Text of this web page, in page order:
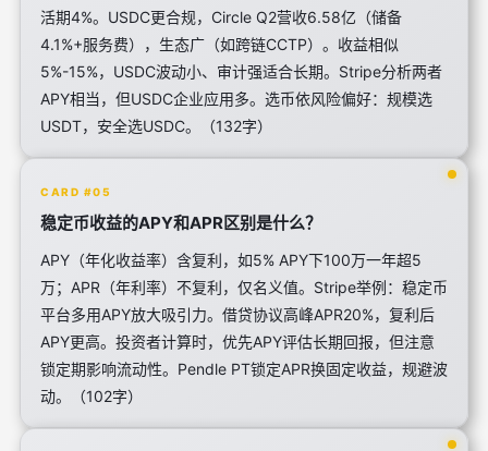
活期4%。USDC更合规，Circle Q2营收6.58亿（储备
4.1%+服务费），生态广（如跨链CCTP）。收益相似
5%-15%，USDC波动小、审计强适合长期。Stripe分析两者
APY相当，但USDC企业应用多。选币依风险偏好：规模选
USDT，安全选USDC。（132字）
CARD #05
稳定币收益的APY和APR区别是什么？
APY（年化收益率）含复利，如5% APY下100万一年超5
万；APR（年利率）不复利，仅名义值。Stripe举例：稳定币
平台多用APY放大吸引力。借贷协议高峰APR20%，复利后
APY更高。投资者计算时，优先APY评估长期回报，但注意
锁定期影响流动性。Pendle PT锁定APR换固定收益，规避波
动。（102字）